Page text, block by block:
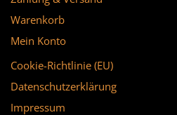
Warenkorb
Mein Konto
Cookie-Richtlinie (EU)
Datenschutzerklärung
Impressum